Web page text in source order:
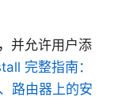
并允许用户添
完整指南：
路由器上的安